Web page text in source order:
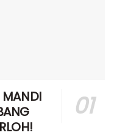
MANDI